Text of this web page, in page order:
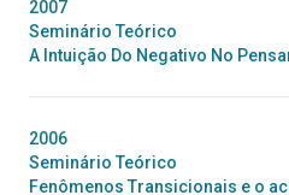
2007
Seminário Teórico
A Intuição Do Negativo No
2006
Seminário Teórico
Fenômenos Transicionais e o